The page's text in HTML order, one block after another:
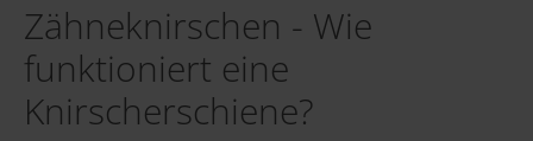
Zähneknirschen - Wie
funktioniert eine
Knirscherschiene?